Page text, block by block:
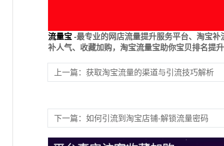
流量宝-最专业的网店流量提升服务平台、淘宝
补人气、收藏加购，淘宝流量宝助你宝贝排名提
上一篇：获取淘宝流量的渠道与引流技巧解析
下一篇：如何引流到淘宝店铺-解锁流量密码